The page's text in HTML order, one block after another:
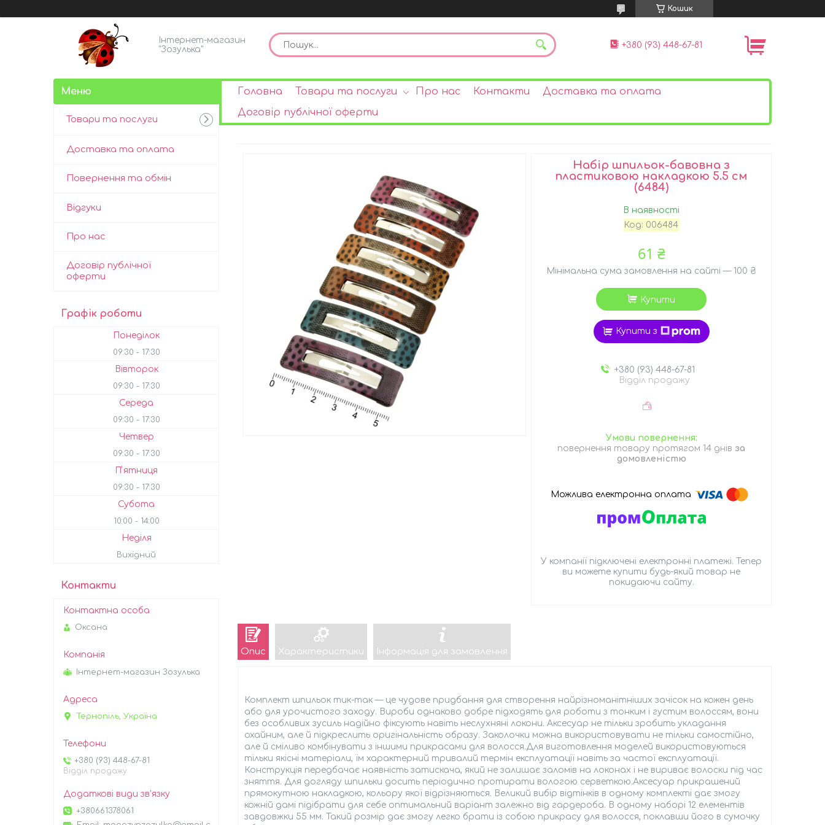
Кошик
Інтернет-магазин
"Зозулька"
+380 (93) 448-67-81
Головна Товари та послуги Про нас Контакти
Доставка та оплата
Договір публічної оферти
Набір шпильок-бавовна з
пластиковою накладкою 5.5 см
(6484)
В наявності
Код: 006484
61 ₴
Мінімальна сума замовлення на сайті — 100 ₴
Купити
Купити з
+380 (93) 448-67-81
Відділ продажу
повернення товару протягом 14 днів за
домовленістю
У компанії підключені електронні платежі. Тепер
ви можете купити будь-який товар не
покидаючи сайту.
Опис Характеристики Інформація для замовлення
Комплект шпильок тик-так — це чудове придбання для створення найрізноманітніших зачісок на кожен день
або для урочистого заходу. Вироби однаково добре підходять для роботи з тонким і густим волоссям, вони
без особливих зусиль надійно фіксують навіть неслухняні локони. Аксесуар не тільки зробить укладання
охайним, але й підкреслить оригінальність образу. Заколочки можна використовувати не тільки самостійно,
але й сміливо комбінувати з іншими прикрасами для волосся.Для виготовлення моделей використовуються
тільки якісні матеріали, їм характерний тривалий термін експлуатації навіть за частої експлуатації.
Конструкція передбачає наявність затискача, який не залишає заломів на локонах і не вириває волоски під час
зняття. Для догляду шпильки досить періодично протирати вологою серветкою.Аксесуар прикрашений
прямокутною накладкою, кольору якої відрізняються. Великий вибір відтінків в одному комплекті дає змогу
кожній дамі підібрати для себе оптимальний варіант залежно від гардероба. В одному наборі 12 елементів
завдовжки 55 мм. Такий розмір дає змогу легко брати із собою прикрасу для волосся, поклавши його в сумочку
Товари та послуги
Доставка та оплата
Повернення та обмін
Відгуки
Про нас
Договір публічної
оферти
Графік роботи
Понеділок
09:30 17:30
Вівторок
09:30 17:30
Середа
09:30 17:30
Четвер
09:30 17:30
Пʼятниця
09:30 17:30
Субота
10:00 14:00
Неділя
Вихідний
Контакти
Оксана
Інтернет-магазин Зозулька
Тернопіль, Україна
+380 (93) 448-67-81
Відділ продажу
+380661378061